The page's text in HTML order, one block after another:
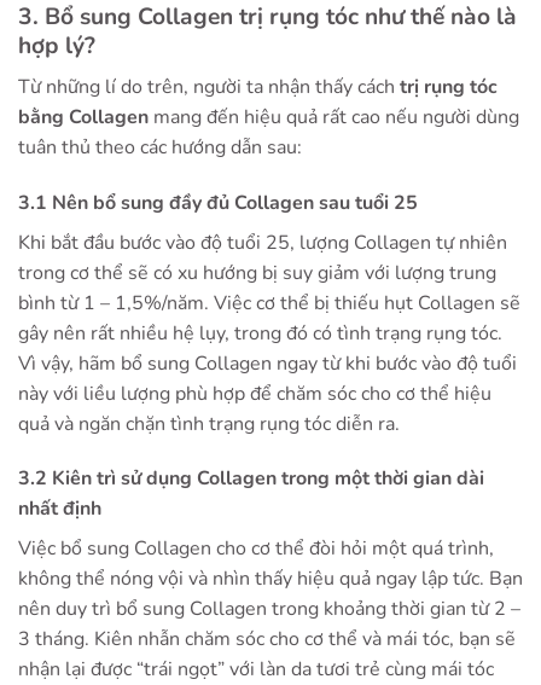
3. Bổ sung Collagen trị rụng tóc như thế nào là
hợp lý?
Từ những lí do trên, người ta nhận thấy cách trị rụng tóc
bằng Collagen mang đến hiệu quả rất cao nếu người dùng
tuân thủ theo các hướng dẫn sau:
3.1 Nên bổ sung đầy đủ Collagen sau tuổi 25
Khi bắt đầu bước vào độ tuổi 25, lượng Collagen tự nhiên
trong cơ thể sẽ có xu hướng bị suy giảm với lượng trung
bình từ 1 – 1,5%/năm. Việc cơ thể bị thiếu hụt Collagen sẽ
gây nên rất nhiều hệ lụy, trong đó có tình trạng rụng tóc.
Vì vậy, hãm bổ sung Collagen ngay từ khi bước vào độ tuổi
này với liều lượng phù hợp để chăm sóc cho cơ thể hiệu
quả và ngăn chặn tình trạng rụng tóc diễn ra.
3.2 Kiên trì sử dụng Collagen trong một thời gian dài
nhất định
Việc bổ sung Collagen cho cơ thể đòi hỏi một quá trình,
không thể nóng vội và nhìn thấy hiệu quả ngay lập tức. Bạn
nên duy trì bổ sung Collagen trong khoảng thời gian từ 2 –
3 tháng. Kiên nhẫn chăm sóc cho cơ thể và mái tóc, bạn sẽ
nhận lại được “trái ngọt” với làn da tươi trẻ cùng mái tóc